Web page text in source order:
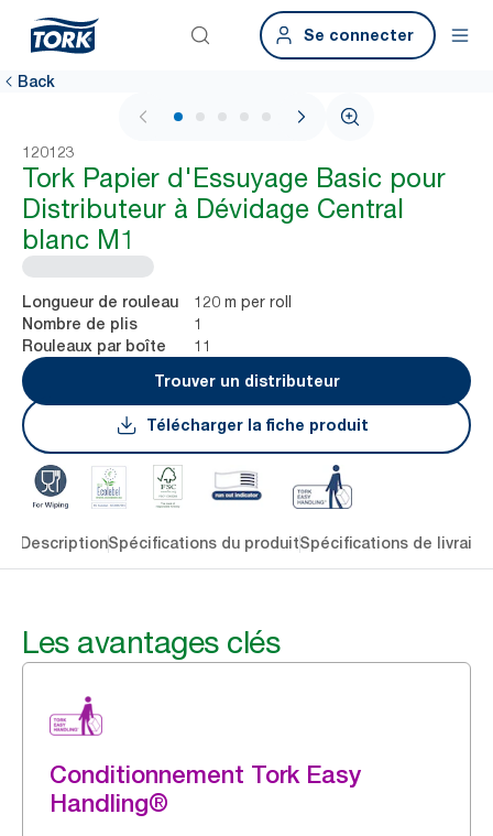
Se connecter
Back
1 / 5
120123
Tork Papier d'Essuyage Basic pour
Distributeur à Dévidage Central
blanc M1
Longueur de rouleau 120 m per roll
Nombre de plis 1
Rouleaux par boîte
11
Trouver un distributeur
Télécharger la fiche produit
DescriptionSpécifications du produitSpécifications de
Les avantages clés
Conditionnement Tork Easy
Handling®